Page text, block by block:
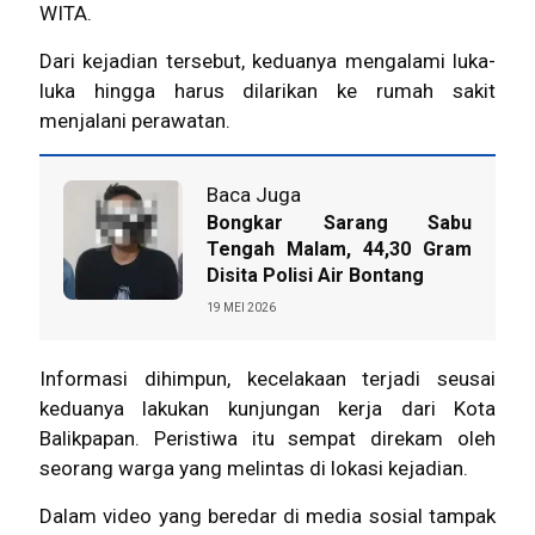
WITA.
Dari kejadian tersebut, keduanya mengalami luka-
luka hingga harus dilarikan ke rumah sakit
menjalani perawatan.
Baca Juga
Bongkar Sarang Sabu
Tengah Malam, 44,30 Gram
Disita Polisi Air Bontang
19 MEI 2026
Informasi dihimpun, kecelakaan terjadi seusai
keduanya lakukan kunjungan kerja dari Kota
Balikpapan. Peristiwa itu sempat direkam oleh
seorang warga yang melintas di lokasi kejadian.
Dalam video yang beredar di media sosial tampak